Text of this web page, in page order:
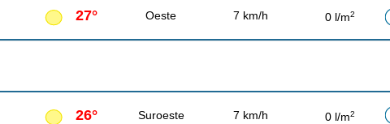
27° Oeste 7 km/h 0 l/m2
26° Suroeste 7 km/h 0 l/m2